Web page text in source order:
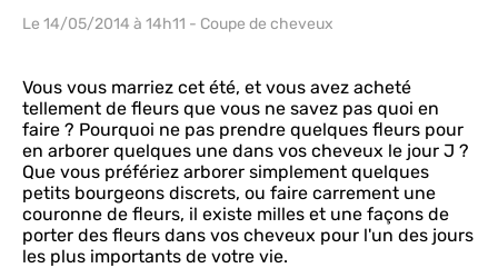
Le 14/05/2014 à 14h11 - Coupe de cheveux
Vous vous marriez cet été, et vous avez acheté
tellement de fleurs que vous ne savez pas quoi en
faire ? Pourquoi ne pas prendre quelques fleurs pour
en arborer quelques une dans vos cheveux le jour J ?
Que vous préfériez arborer simplement quelques
petits bourgeons discrets, ou faire carrement une
couronne de fleurs, il existe milles et une façons de
porter des fleurs dans vos cheveux pour l'un des jours
les plus importants de votre vie.